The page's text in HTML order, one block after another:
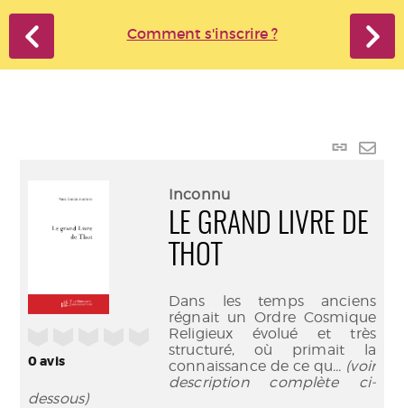
Comment s'inscrire ?
Lien
mail
0avis
Inconnu
LE GRAND LIVRE DE
THOT
Dans les temps anciens
régnait un Ordre Cosmique
Religieux évolué et très
structuré, où primait la
connaissance de ce qu... (voir
description complète ci-
dessous)